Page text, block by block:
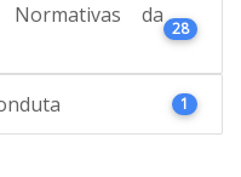
Normativas da
28
1